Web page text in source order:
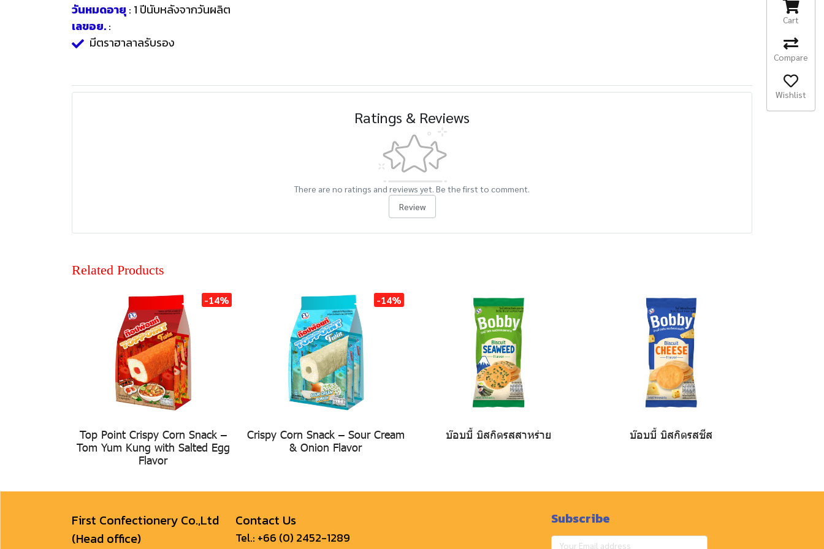
วันหมดอายุ: 1 ปีนับหลังจากวันผลิต
เลขอย.:
มีตราฮาลาลรับรอง
Ratings & Reviews
There are no ratings and reviews yet. Be the first to comment.
Review
Related Products
-14%
Top Point Crispy Corn Snack –
Tom Yum Kung with Salted Egg
Flavor
-14%
Crispy Corn Snack – Sour Cream
& Onion Flavor
บ๊อบบี้ บิสกิตรสสาหร่าย บ๊อบบี้ บิสกิตรสชีส
First Confectionery Co.,Ltd
(Head office)
Contact Us
Tel.: +66 (0) 2452-1289
Subscribe
Cart
Compare
Wishlist